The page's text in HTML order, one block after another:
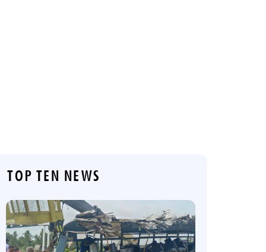
TOP TEN NEWS